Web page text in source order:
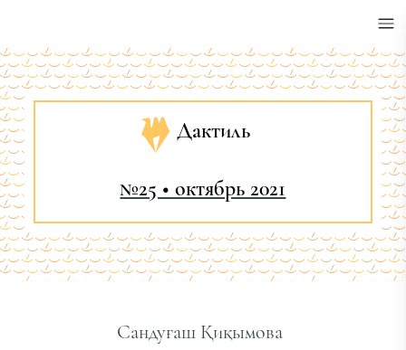
Дактиль
№25 • октябрь 2021
Сандуғаш Қиқымова